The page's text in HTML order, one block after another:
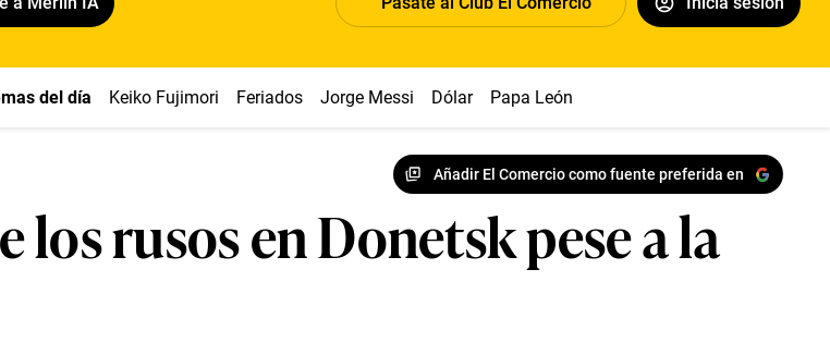
del día Keiko Fujimori Feriados Jorge Messi Dólar Papa León XIV
Añadir El Comercio como fuente preferida en
los rusos en Donetsk pese a la